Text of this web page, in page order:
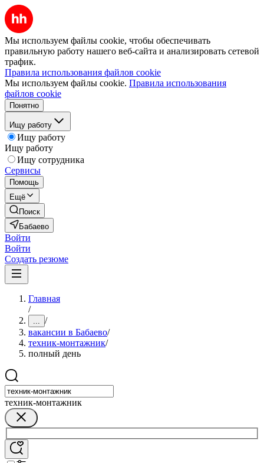
Мы используем файлы cookie, чтобы обеспечивать
правильную работу нашего веб-сайта и анализировать сетевой
трафик.
Правила использования файлов cookie
Мы используем файлы cookie. Правила использования
файлов cookie
Понятно
Ищу работу
Ищу работу
Ищу работу
Ищу сотрудника
Сервисы
Помощь
Ещё
Поиск
Бабаево
Войти
Войти
Создать резюме
Главная
/
... /
вакансии в Бабаево/
техник-монтажник/
полный день
техник-монтажник